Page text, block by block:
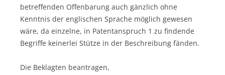
betreffenden Offenbarung auch gänzlich ohne
Kenntnis der englischen Sprache möglich gewesen
wäre, da einzelne, in Patentanspruch 1 zu findende
Begriffe keinerlei Stütze in der Beschreibung fänden.
Die Beklagten beantragen,